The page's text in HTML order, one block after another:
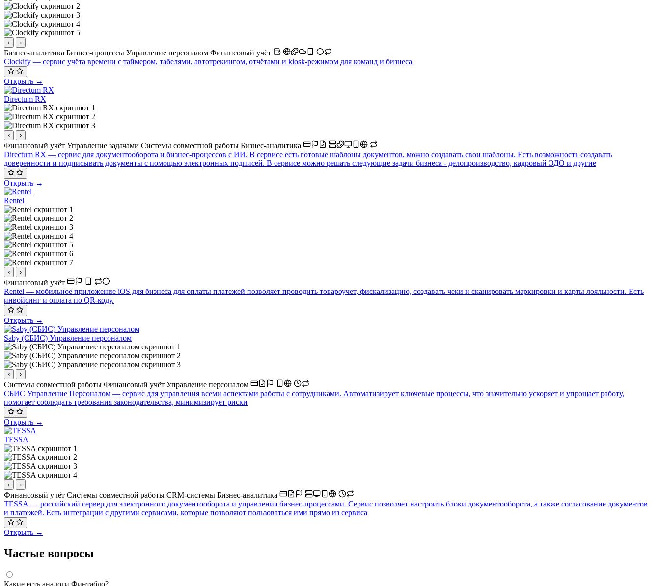
‹ ›
Бизнес-аналитика Бизнес-процессы Управление персоналом Финансовый учёт
Clockify — сервис учёта времени с таймером, табелями, автотрекингом, отчётами и kiosk-режимом для команд и бизнеса.
Открыть →
Directum RX
‹ ›
Финансовый учёт Управление задачами Системы совместной работы Бизнес-аналитика
Directum RX — сервис для документооборота и бизнес-процессов с ИИ. В сервисе есть готовые шаблоны документов, можно создавать свои шаблоны. Есть возможность создавать
доверенности и подписывать документы с помощью электронных подписей. В сервисе можно решать следующие задачи бизнеса - делопроизводство, кадровый ЭДО и другие
Открыть →
Rentel
‹ ›
Финансовый учёт
Rentel — мобильное приложение iOS для бизнеса для оплаты платежей позволяет проводить товароучет, фискализацию, создавать чеки и сканировать маркировки и карты лояльности. Есть
инвойсинг и оплата по QR-коду.
Открыть →
Saby (СБИС) Управление персоналом
‹ ›
Системы совместной работы Финансовый учёт Управление персоналом
СБИС Управление Персоналом — сервис для управления всеми аспектами работы с сотрудниками. Автоматизирует ключевые процессы, что значительно ускоряет и упрощает работу,
помогает соблюдать требования законодательства, минимизирует риски
Открыть →
TESSA
‹ ›
Финансовый учёт Системы совместной работы CRM-системы Бизнес-аналитика
TESSA — российский сервер для электронного документооборота и управления бизнес-процессами. Сервис позволяет настроить блоки документооборота, а также согласование документов
и платежей. Есть интеграции с другими сервисами, которые позволяют пользоваться ими прямо из сервиса
Открыть →
Частые вопросы
Какие есть аналоги Финтабло?